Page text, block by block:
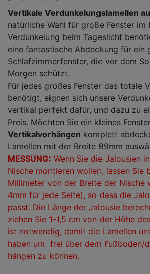
Vertikale Verdunkelungslamellen
natürliche Wahl für große Fenster im
Verdunkelung beim Tageslicht
eine fantastische Abdeckung für ein
Schlafzimmerfenster, die vor dem
Morgen schützt.
Für jedes großes Fenster das totale
benötigt, eignen sich unsere
vertikal perfekt dafür, und dazu zu
Preis. Möchten Sie ein kleines
Vertikalvorhängen komplett
Lamellen mit der Breite 89mm
MESSUNG: Wenn Sie die Jalousien
Nische montieren wollen, lassen Sie
Millimeter von der Breite der Nische
4mm für jede Seite), so dass die
passt. Die Länge der Jalousie
ziehen Sie 1-1,5 cm von der Höhe
ist notwendig, damit die Lamellen
haben um frei über dem Fußboden/
hängen zu können.